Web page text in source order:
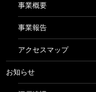
事業概要
事業報告
アクセスマップ
お知らせ